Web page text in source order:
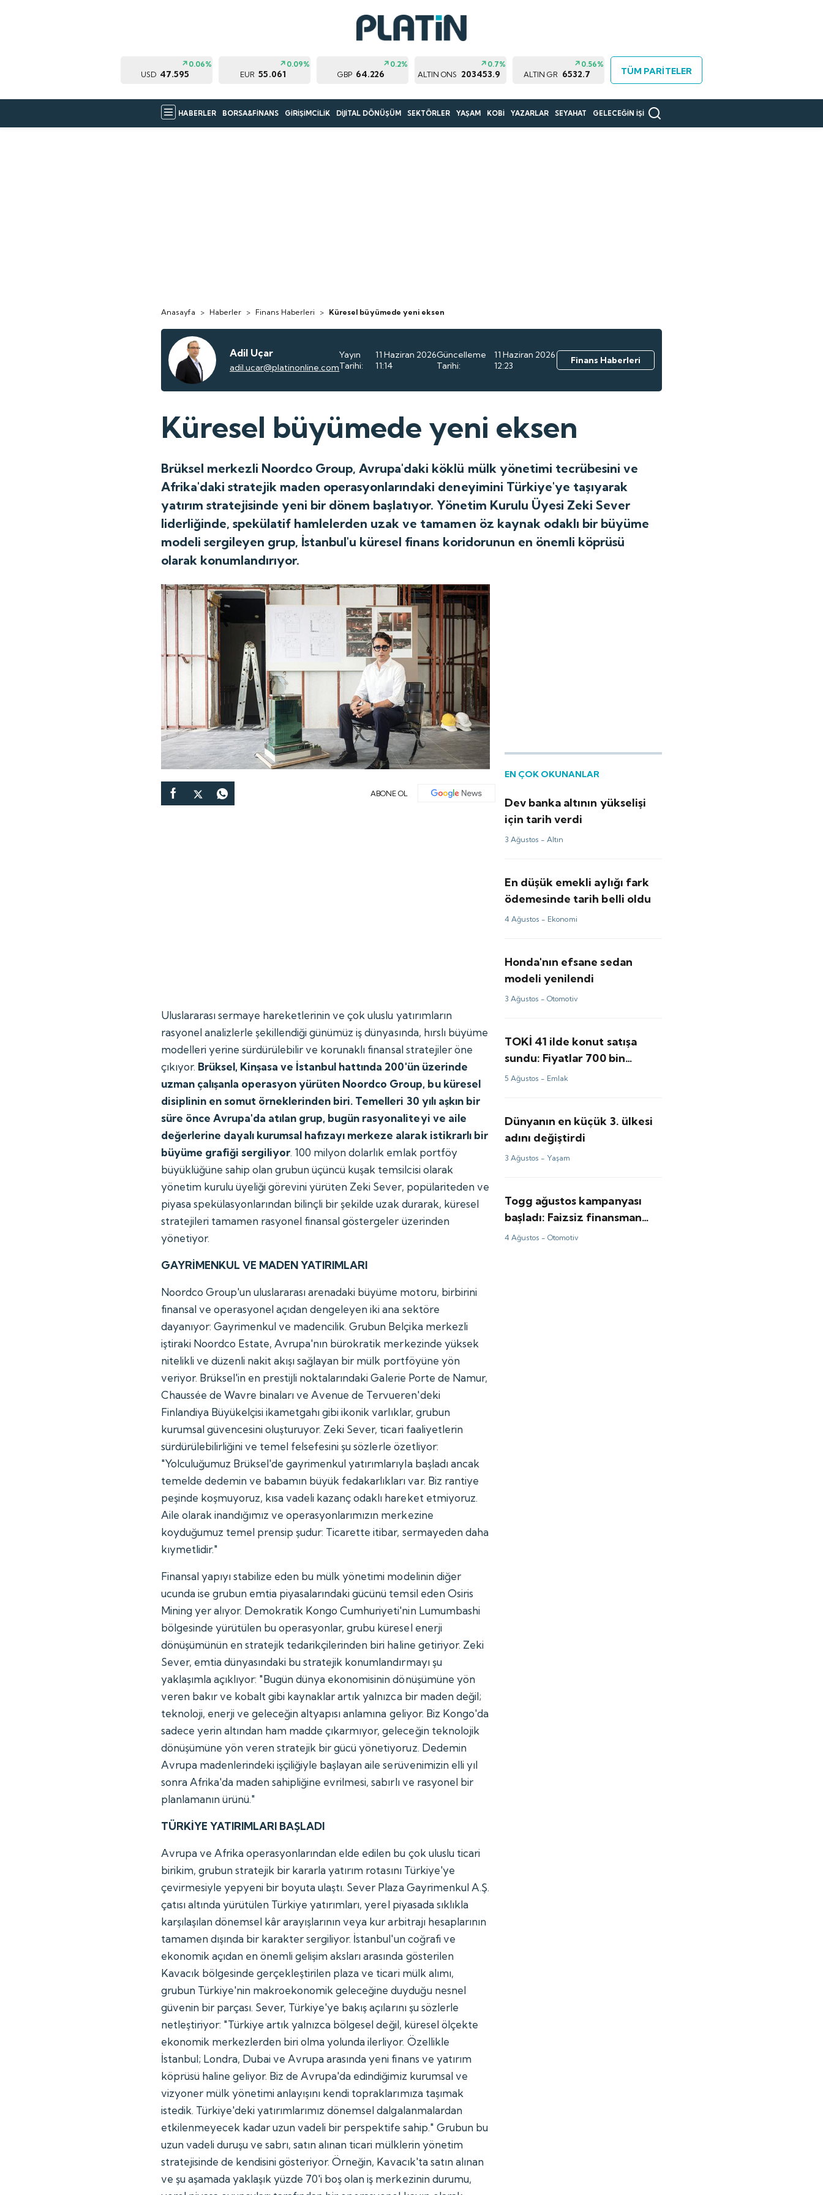
USD 47.595
0.06%
EUR 55.061
0.09%
GBP 64.226
0.2%
ALTIN ONS 203453.9
0.7%
ALTIN GR 6532.7
0.56%
TÜM PARİTELER
HABERLER BORSA&FİNANS GİRİŞİMCİLİK DİJİTAL DÖNÜŞÜM SEKTÖRLER YAŞAM KOBİ YAZARLAR SEYAHAT GELECEĞİN İŞİ
Anasayfa > Haberler > Finans Haberleri > Küresel büyümede yeni eksen
Adil Uçar
adil.ucar@platinonline.com
Yayın
Tarihi:
11 Haziran 2026
11:14
Güncelleme
Tarihi:
11 Haziran 2026
12:23
Finans Haberleri
Küresel büyümede yeni eksen
Brüksel merkezli Noordco Group, Avrupa'daki köklü mülk yönetimi tecrübesini ve
Afrika'daki stratejik maden operasyonlarındaki deneyimini Türkiye'ye taşıyarak
yatırım stratejisinde yeni bir dönem başlatıyor. Yönetim Kurulu Üyesi Zeki Sever
liderliğinde, spekülatif hamlelerden uzak ve tamamen öz kaynak odaklı bir büyüme
modeli sergileyen grup, İstanbul'u küresel finans koridorunun en önemli köprüsü
olarak konumlandırıyor.
ABONE OL
Uluslararası sermaye hareketlerinin ve çok uluslu yatırımların
rasyonel analizlerle şekillendiği günümüz iş dünyasında, hırslı büyüme
modelleri yerine sürdürülebilir ve korunaklı finansal stratejiler öne
çıkıyor. Brüksel, Kinşasa ve İstanbul hattında 200'ün üzerinde
uzman çalışanla operasyon yürüten Noordco Group, bu küresel
disiplinin en somut örneklerinden biri. Temelleri 30 yılı aşkın bir
süre önce Avrupa'da atılan grup, bugün rasyonaliteyi ve aile
değerlerine dayalı kurumsal hafızayı merkeze alarak istikrarlı bir
büyüme grafiği sergiliyor. 100 milyon dolarlık emlak portföy
büyüklüğüne sahip olan grubun üçüncü kuşak temsilcisi olarak
yönetim kurulu üyeliği görevini yürüten Zeki Sever, popülariteden ve
piyasa spekülasyonlarından bilinçli bir şekilde uzak durarak, küresel
stratejileri tamamen rasyonel finansal göstergeler üzerinden
yönetiyor.
GAYRİMENKUL VE MADEN YATIRIMLARI
Noordco Group'un uluslararası arenadaki büyüme motoru, birbirini
finansal ve operasyonel açıdan dengeleyen iki ana sektöre
dayanıyor: Gayrimenkul ve madencilik. Grubun Belçika merkezli
iştiraki Noordco Estate, Avrupa'nın bürokratik merkezinde yüksek
nitelikli ve düzenli nakit akışı sağlayan bir mülk portföyüne yön
veriyor. Brüksel'in en prestijli noktalarındaki Galerie Porte de Namur,
Chaussée de Wavre binaları ve Avenue de Tervueren'deki
Finlandiya Büyükelçisi ikametgahı gibi ikonik varlıklar, grubun
kurumsal güvencesini oluşturuyor. Zeki Sever, ticari faaliyetlerin
sürdürülebilirliğini ve temel felsefesini şu sözlerle özetliyor:
"Yolculuğumuz Brüksel'de gayrimenkul yatırımlarıyla başladı ancak
temelde dedemin ve babamın büyük fedakarlıkları var. Biz rantiye
peşinde koşmuyoruz, kısa vadeli kazanç odaklı hareket etmiyoruz.
Aile olarak inandığımız ve operasyonlarımızın merkezine
koyduğumuz temel prensip şudur: Ticarette itibar, sermayeden daha
kıymetlidir."
Finansal yapıyı stabilize eden bu mülk yönetimi modelinin diğer
ucunda ise grubun emtia piyasalarındaki gücünü temsil eden Osiris
Mining yer alıyor. Demokratik Kongo Cumhuriyeti'nin Lumumbashi
bölgesinde yürütülen bu operasyonlar, grubu küresel enerji
dönüşümünün en stratejik tedarikçilerinden biri haline getiriyor. Zeki
Sever, emtia dünyasındaki bu stratejik konumlandırmayı şu
yaklaşımla açıklıyor: "Bugün dünya ekonomisinin dönüşümüne yön
veren bakır ve kobalt gibi kaynaklar artık yalnızca bir maden değil;
teknoloji, enerji ve geleceğin altyapısı anlamına geliyor. Biz Kongo'da
sadece yerin altından ham madde çıkarmıyor, geleceğin teknolojik
dönüşümüne yön veren stratejik bir gücü yönetiyoruz. Dedemin
Avrupa madenlerindeki işçiliğiyle başlayan aile serüvenimizin elli yıl
sonra Afrika'da maden sahipliğine evrilmesi, sabırlı ve rasyonel bir
planlamanın ürünü."
TÜRKİYE YATIRIMLARI BAŞLADI
Avrupa ve Afrika operasyonlarından elde edilen bu çok uluslu ticari
birikim, grubun stratejik bir kararla yatırım rotasını Türkiye'ye
çevirmesiyle yepyeni bir boyuta ulaştı. Sever Plaza Gayrimenkul A.Ş.
çatısı altında yürütülen Türkiye yatırımları, yerel piyasada sıklıkla
karşılaşılan dönemsel kâr arayışlarının veya kur arbitrajı hesaplarının
tamamen dışında bir karakter sergiliyor. İstanbul'un coğrafi ve
ekonomik açıdan en önemli gelişim aksları arasında gösterilen
Kavacık bölgesinde gerçekleştirilen plaza ve ticari mülk alımı,
grubun Türkiye'nin makroekonomik geleceğine duyduğu nesnel
güvenin bir parçası. Sever, Türkiye'ye bakış açılarını şu sözlerle
netleştiriyor: "Türkiye artık yalnızca bölgesel değil, küresel ölçekte
ekonomik merkezlerden biri olma yolunda ilerliyor. Özellikle
İstanbul; Londra, Dubai ve Avrupa arasında yeni finans ve yatırım
köprüsü haline geliyor. Biz de Avrupa'da edindiğimiz kurumsal ve
vizyoner mülk yönetimi anlayışını kendi topraklarımıza taşımak
istedik. Türkiye'deki yatırımlarımız dönemsel dalgalanmalardan
etkilenmeyecek kadar uzun vadeli bir perspektife sahip." Grubun bu
uzun vadeli duruşu ve sabrı, satın alınan ticari mülklerin yönetim
stratejisinde de kendisini gösteriyor. Örneğin, Kavacık'ta satın alınan
ve şu aşamada yaklaşık yüzde 70'i boş olan iş merkezinin durumu,
EN ÇOK OKUNANLAR
Dev banka altının yükselişi
için tarih verdi
3 Ağustos -Altın
En düşük emekli aylığı fark
ödemesinde tarih belli oldu
4 Ağustos - Ekonomi
Honda'nın efsane sedan
modeli yenilendi
3 Ağustos -Otomotiv
TOKİ 41 ilde konut satışa
sundu: Fiyatlar 700 bin
TL'den başlıyor
5 Ağustos - Emlak
Dünyanın en küçük 3. ülkesi
adını değiştirdi
3 Ağustos - Yaşam
Togg ağustos kampanyası
başladı: Faizsiz finansman
paketi
4 Ağustos -Otomotiv